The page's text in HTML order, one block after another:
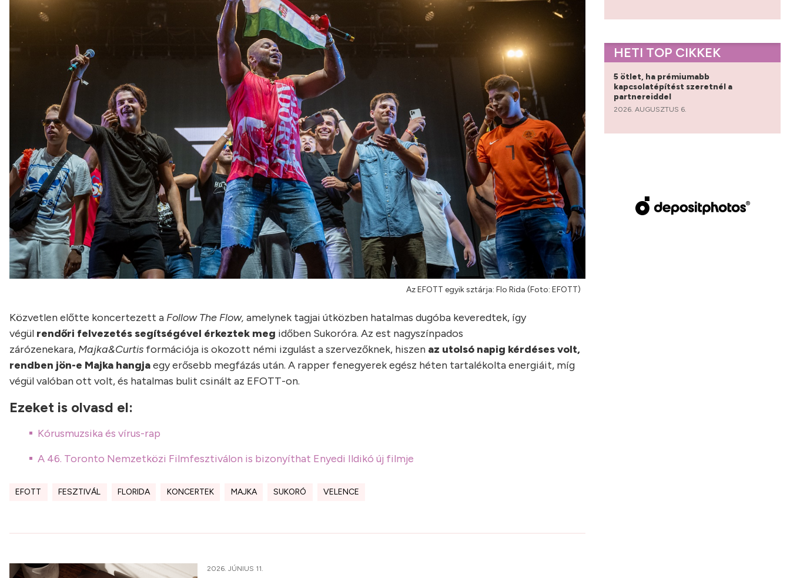
Az EFOTT egyik sztárja: Flo Rida (Foto: EFOTT)
Közvetlen előtte koncertezett a Follow The Flow, amelynek tagjai útközben hatalmas dugóba keveredtek, így
végül rendőri felvezetés segítségével érkeztek meg időben Sukoróra. Az est nagyszínpados
zárózenekara, Majka&Curtis formációja is okozott némi izgulást a szervezőknek, hiszen az utolsó napig kérdéses volt,
rendben jön-e Majka hangjaegy erősebb megfázás után. A rapper fenegyerek egész héten tartalékolta energiáit, míg
végül valóban ott volt, és hatalmas bulit csinált az EFOTT-on.
Ezeket is olvasd el:
Kórusmuzsika és vírus-rap
A 46. Toronto Nemzetközi Filmfesztiválon is bizonyíthat Enyedi Ildikó új filmje
EFOTT FESZTIVÁL FLORIDA KONCERTEK MAJKA SUKORÓ VELENCE
2026. JÚNIUS 11.
HETI TOP CIKKEK
5 ötlet, ha prémiumabb
kapcsolatépítést szeretnél a
partnereiddel
2026. AUGUSZTUS 6.